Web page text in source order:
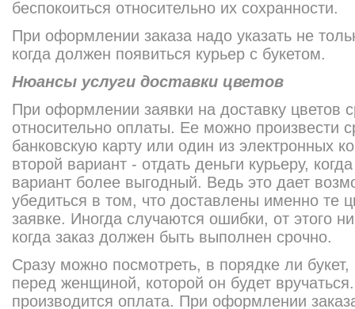
беспокоиться относительно их сохранности.
При оформлении заказа надо указать не
когда должен появиться курьер с букетом.
Нюансы услуги доставки цветов
При оформлении заявки на доставку цветов
относительно оплаты. Ее можно произвести
банковскую карту или один из электронных
второй вариант - отдать деньги курьеру,
вариант более выгодный. Ведь это дает
убедиться в том, что доставлены именно те
заявке. Иногда случаются ошибки, от этого
когда заказ должен быть выполнен срочно.
Сразу можно посмотреть, в порядке ли
перед женщиной, которой он будет
производится оплата. При оформлении